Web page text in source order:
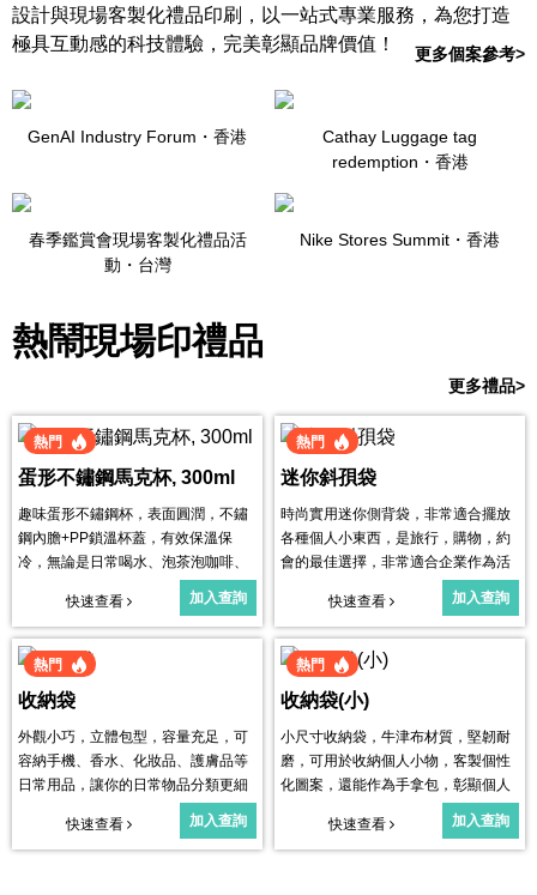
設計與現場客製化禮品印刷，以一站式專業服務，為您打造
極具互動感的科技體驗，完美彰顯品牌價值！
更多個案參考>
GenAI Industry Forum・ 香港
Cathay Luggage tag
redemption・ 香港
春季鑑賞會現場客製化禮品活
動・ 台灣
Nike Stores Summit・ 香港
更多禮品>
熱鬧現場印禮品
熱門
蛋形不鏽鋼馬克杯, 300ml
趣味蛋形不鏽鋼杯，表面圓潤，不鏽
鋼內膽+PP鎖溫杯蓋，有效保溫保
冷，無論是日常喝水、泡茶泡咖啡、
加入查詢
快速查看
熱門
迷你斜孭袋
時尚實用迷你側背袋，非常適合擺放
各種個人小東西，是旅行，購物，約
會的最佳選擇，非常適合企業作為活
加入查詢
快速查看
熱門
收納袋
外觀小巧，立體包型，容量充足，可
容納手機、香水、化妝品、護膚品等
日常用品，讓你的日常物品分類更細
加入查詢
快速查看
熱門
收納袋(小)
小尺寸收納袋，牛津布材質，堅韌耐
磨，可用於收納個人小物，客製個性
化圖案，還能作為手拿包，彰顯個人
加入查詢
快速查看